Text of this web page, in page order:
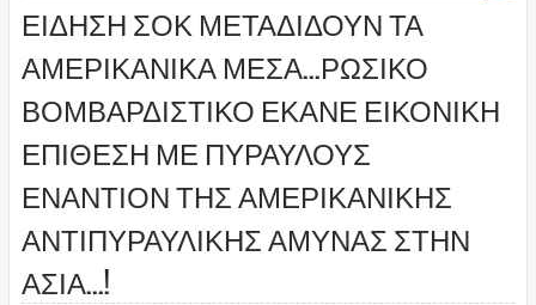
ΕΙΔΗΣΗ ΣΟΚ ΜΕΤΑΔΙΔΟΥΝ ΤΑ
ΑΜΕΡΙΚΑΝΙΚΑ ΜΕΣΑ...ΡΩΣΙΚΟ
ΒΟΜΒΑΡΔΙΣΤΙΚΟ ΕΚΑΝΕ ΕΙΚΟΝΙΚΗ
ΕΠΙΘΕΣΗ ΜΕ ΠΥΡΑΥΛΟΥΣ
ΕΝΑΝΤΙΟΝ ΤΗΣ ΑΜΕΡΙΚΑΝΙΚΗΣ
ΑΝΤΙΠΥΡΑΥΛΙΚΗΣ ΑΜΥΝΑΣ ΣΤΗΝ
ΑΣΙΑ...!